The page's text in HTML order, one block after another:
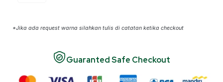
*Jika ada request warna silahkan tulis di catatan ketika checkout
Guaranted Safe Checkout